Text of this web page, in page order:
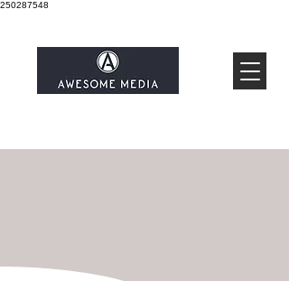
250287548